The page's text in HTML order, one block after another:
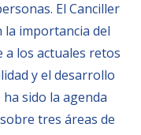
El Canciller
la importancia del
los actuales retos
y el desarrollo
sido la agenda
tres áreas de